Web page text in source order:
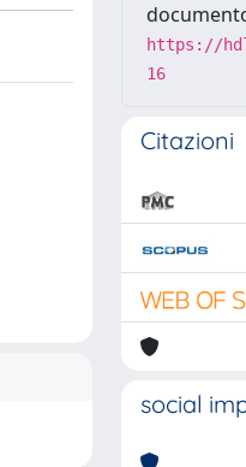
https://
16
Citazioni
social